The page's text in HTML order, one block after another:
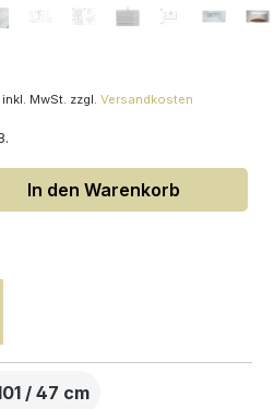
MwSt. zzgl. Versandkosten
Gib den
In den Warenkorb
/ 47 cm